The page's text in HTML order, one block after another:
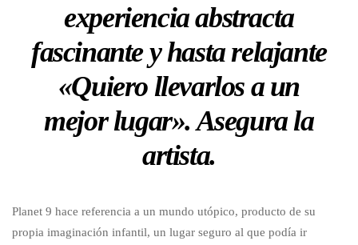
experiencia abstracta
fascinante y hasta relajante
«Quiero llevarlos a un
mejor lugar». Asegura la
artista.
Planet 9 hace referencia a un mundo utópico, producto de su
propia imaginación infantil, un lugar seguro al que podía ir